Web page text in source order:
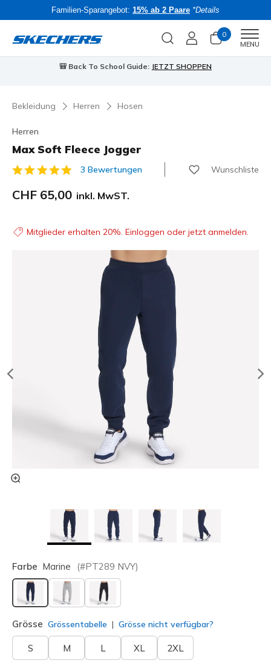
Familien-Sparangebot: 15% ab 2 Paare *Details
0
MENU
Skechers VIP:45 Tage kostenlose Rückgabe für Mitglieder
Bekleidung Herren Hosen
Herren
Max Soft Fleece Jogger
3.8 von 5 Kundenbewertungen
3 Bewertungen Wunschliste
CHF 65,00 inkl. MwST.
Mitglieder erhalten 20%. Einloggen oder jetzt anmelden.
Farbe Marine (#PT289 NVY)
ausgewählt
Grösse Grössentabelle Grösse nicht verfügbar?
S M L XL 2XL